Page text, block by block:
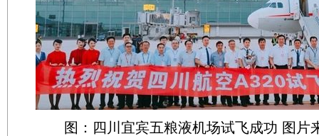
图：四川宜宾五粮液机场试飞成功 图片